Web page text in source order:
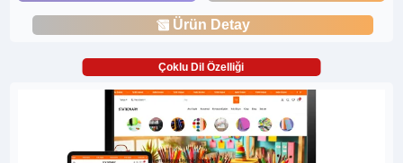
Ürün Detay
Çoklu Dil Özelliği